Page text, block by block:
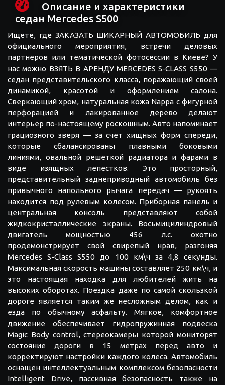
Описание и характеристики
седан Mercedes S500
Ищете, где ЗАКАЗАТЬ ШИКАРНЫЙ АВТОМОБИЛЬ для
официального мероприятия, встречи деловых
партнеров или тематической фотосессии в Киеве? У
нас можно ВЗЯТЬ В АРЕНДУ MERCEDES S-CLASS S550 —
седан представительского класса, поражающий своей
динамикой, красотой и оформлением салона.
Сверкающий хром, натуральная кожа Nappa с фигурной
перфорацией и лакированное дерево делают
интерьер по-настоящему роскошным. Авто напоминает
грациозного зверя — за счет хищных форм спереди,
которые сбалансированы плавными боковыми
линиями, овальной решеткой радиатора и фарами в
виде изящных лепестков. Это просторный,
представительный заднеприводный автомобиль без
привычного напольного рычага передач — рукоять
находится под рулевым колесом. Приборная панель и
центральная консоль представляют собой
жидкокристаллические экраны. Восьмицилиндровый
двигатель мощностью 456 л.с. охотно
продемонстрирует свой свирепый нрав, разгоняя
Mercedes S-Class S550 до 100 км\ч за 4,8 секунды.
Максимальная скорость машины составляет 250 км\ч, и
это настоящая находка для любителей жить на
высоких оборотах. Поездка даже по самой скользкой
дороге является таким же несложным делом, как и
езда по обычному асфальту. Мягкое, комфортное
движение обеспечивает гидропружинная подвеска
Magic Body control, стереокамеры которой мониторят
состояние дороги в 15 метрах перед авто и
корректируют настройки каждого колеса. Автомобиль
оснащен интеллектуальным комплексом безопасности
Intelligent Drive, пассивная безопасность также на